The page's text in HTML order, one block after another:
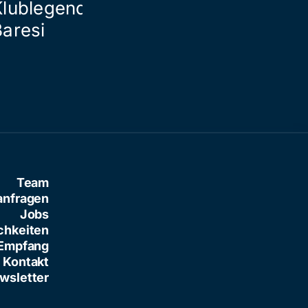
Franco
Team
Jobs
Kontakt